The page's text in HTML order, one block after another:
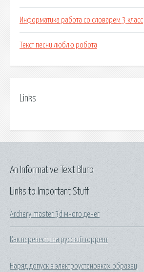
Информатика работа со словарем 3 класс
Текст песни люблю робота
Links
Links to Important Stuff
Archery master 3d много денег
Как перевести на русский торрент
Наряд допуск в электроустановках образец
An Informative Text Blurb